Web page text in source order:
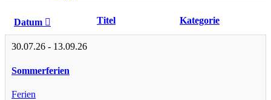
Datum Titel Kategorie
30.07.26 - 13.09.26
Sommerferien
Ferien